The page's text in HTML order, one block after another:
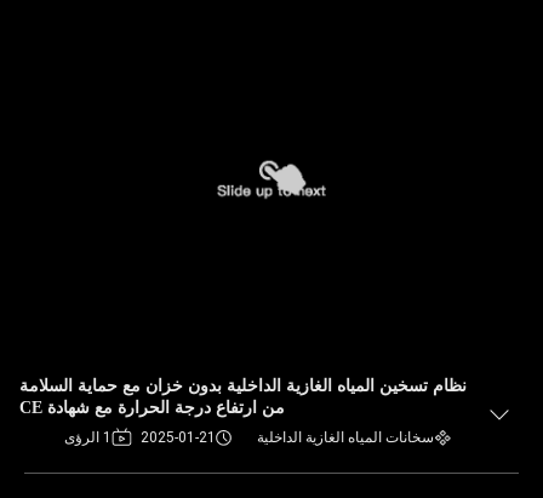
نظام تسخين المياه الغازية الداخلية بدون خزان مع حماية السلامة
من ارتفاع درجة الحرارة مع شهادة CE
سخانات المياه الغازية الداخلية 2025-01-21 1 الرؤى